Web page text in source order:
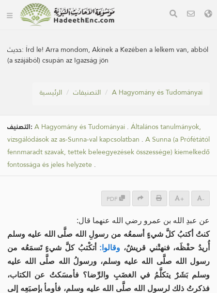
حديث: Írd le! Arra mondom, Akinek a Kezében a lelkem van, abból
(a szájából) csupán az Igazság jön
الرئيسية التصنيفات A Hagyomány és Tudományai
التصنيف: A Hagyomány és Tudományai . Általános tanulmányok,
vizsgálódások az as-Sunna-val kapcsolatban . A Sunna (a Prófétától
fennmaradt szavak, tettek beleegyezések összessége) kiemelkedő
fontossága és jeles helyzete .
PDF + -
عن عبدِ الله بن عمرو رضي الله عنهما قال:
كنتُ أكتبُ كلَّ شيءٍ أسمعُه من رسولِ الله صلَّى الله عليه وسلم
أُريدُ حفْظَه، فنهتْني قريشٌ، وقالوا: أتكْتبُ كلَّ شيءٍ تَسمَعُه من
رسول الله صلَّى الله عليه وسلم، ورسولُ الله صلَّى الله عليه
وسلم بَشَرٌ يتكلَّمُ في الغضَبِ والرِّضا؟ فأمسَكتُ عن الكتاب،
فذكرتُ ذلك لرسول الله صلَّى الله عليه وسلم، فأومأ بإصبَعِه إلى